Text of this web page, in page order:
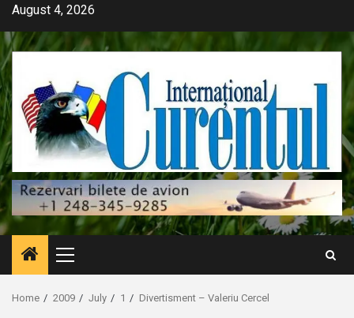
Skip
content
August 4, 2026
Primary
Menu
Home 2009 July 1 Divertisment – Valeriu Cercel